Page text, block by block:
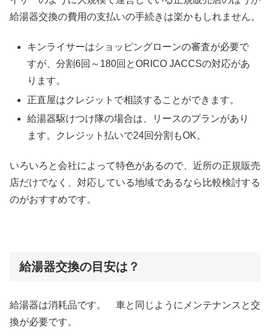
給湯器交換の費用の支払いの手続きは楽かもしれません。
キンライサーはショッピングローンの審査が必要で
すが、分割6回～180回とORICO JACCSの対応があ
ります。
正直屋はクレジットで相談することができます。
給湯器駆けつけ隊の場合は、リースのプランがあり
ます。クレジット払いで24回分割もOK。
いろいろと会社によって特色があるので、近所の正規販売
店だけでなく、対応している地域であるなら比較検討する
のがおすすめです。
給湯器交換の目安は？
給湯器は消耗品です。 車と同じようにメンテナンスと交
換が必要です。